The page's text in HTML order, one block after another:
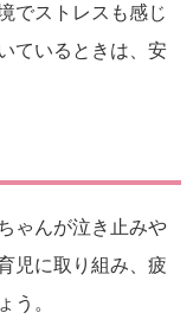
でストレスも感じ
ているときは、安
ゃんが泣き止みや
児に取り組み、疲
う。